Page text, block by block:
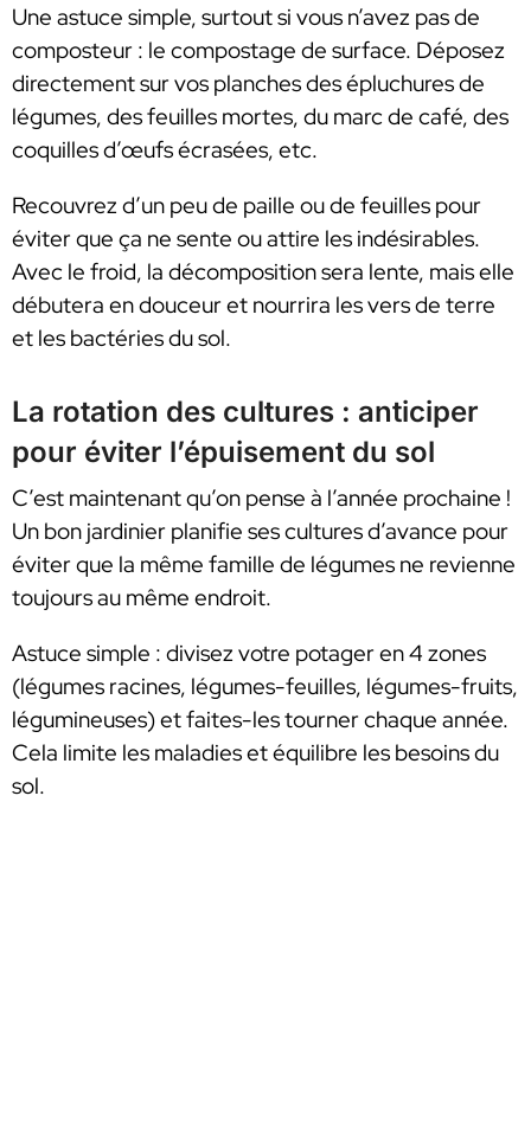
Une astuce simple, surtout si vous n’avez pas de
composteur : le compostage de surface. Déposez
directement sur vos planches des épluchures de
légumes, des feuilles mortes, du marc de café, des
coquilles d’œufs écrasées, etc.
Recouvrez d’un peu de paille ou de feuilles pour
éviter que ça ne sente ou attire les indésirables.
Avec le froid, la décomposition sera lente, mais elle
débutera en douceur et nourrira les vers de terre
et les bactéries du sol.
La rotation des cultures : anticiper
pour éviter l’épuisement du sol
C’est maintenant qu’on pense à l’année prochaine !
Un bon jardinier planifie ses cultures d’avance pour
éviter que la même famille de légumes ne revienne
toujours au même endroit.
Astuce simple : divisez votre potager en 4 zones
(légumes racines, légumes-feuilles, légumes-fruits,
légumineuses) et faites-les tourner chaque année.
Cela limite les maladies et équilibre les besoins du
sol.